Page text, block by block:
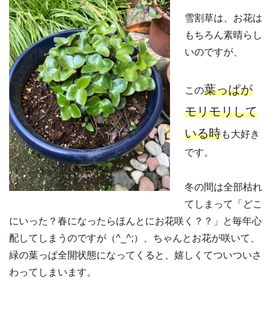
雪割草は、お花は
もちろん素晴らし
いのですが、
この葉っぱが
モリモリして
いる時も大好き
です。
冬の間は全部枯れ
てしまって「どこ
にいった？春になったらほんとにお花咲く？？」と毎年心
配してしまうのですが（^_^;）、ちゃんとお花が咲いて、
緑の葉っぱ全開状態になってくると、嬉しくてついついさ
わってしまいます。